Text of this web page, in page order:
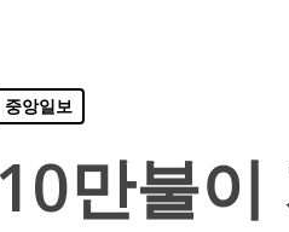
중앙일보
만불이